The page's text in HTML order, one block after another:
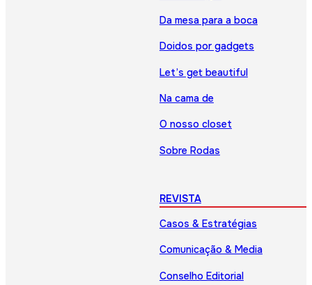
Da mesa para a boca
Doidos por gadgets
Let’s get beautiful
Na cama de
O nosso closet
Sobre Rodas
REVISTA
Casos & Estratégias
Comunicação & Media
Conselho Editorial